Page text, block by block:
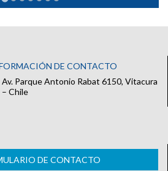
DE CONTACTO
Av. Parque Antonio Rabat 6150, Vitacura
– Chile
DE CONTACTO